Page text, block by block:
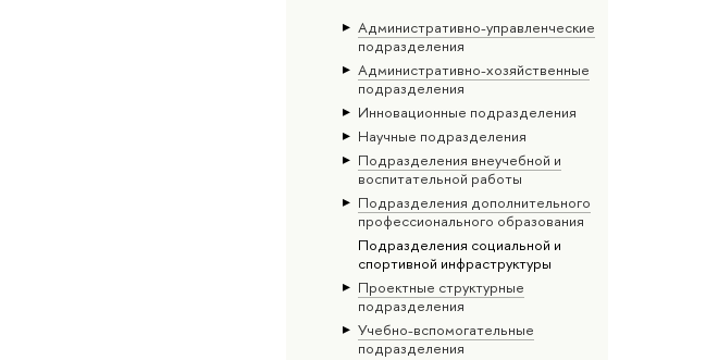
Административно-управленческие
подразделения
Административно-хозяйственные
подразделения
Инновационные подразделения
Научные подразделения
Подразделения внеучебной и
воспитательной работы
Подразделения дополнительного
профессионального образования
Подразделения социальной и
спортивной инфраструктуры
Проектные структурные
подразделения
Учебно-вспомогательные
подразделения